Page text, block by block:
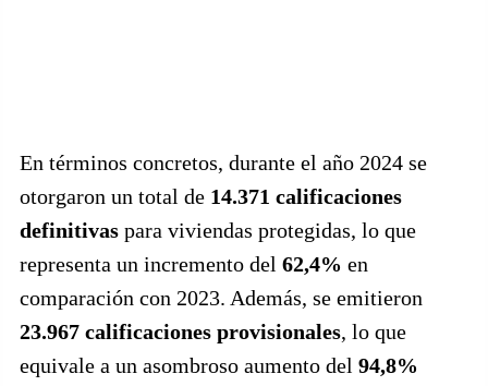
En términos concretos, durante el año 2024 se
otorgaron un total de 14.371 calificaciones
definitivas para viviendas protegidas, lo que
representa un incremento del 62,4% en
comparación con 2023. Además, se emitieron
23.967 calificaciones provisionales, lo que
equivale a un asombroso aumento del 94,8%